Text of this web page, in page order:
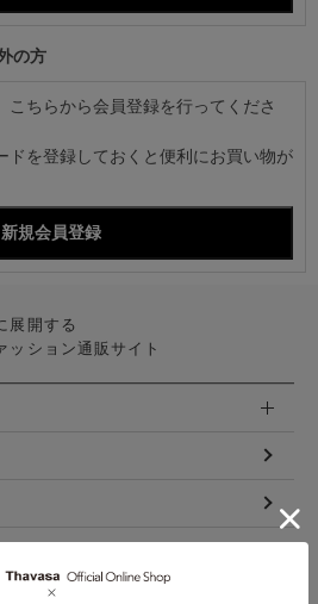
の方
こちらから会員登録を行ってくださ
ドを登録しておくと便利にお買い物が
展開する
ッション通販サイト